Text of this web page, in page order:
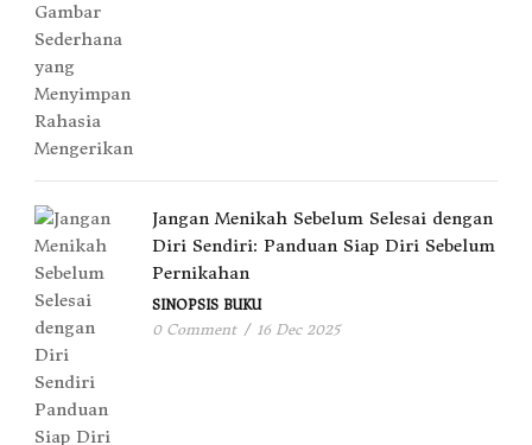
Jangan Menikah Sebelum Selesai dengan
Diri Sendiri: Panduan Siap Diri Sebelum
Pernikahan
SINOPSIS BUKU
0 Comment / 16 Dec 2025